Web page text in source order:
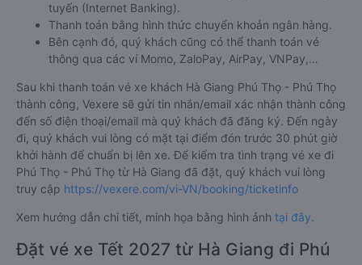
tuyến (Internet Banking).
Thanh toán bằng hình thức chuyển khoản ngân hàng.
Bên cạnh đó, quý khách cũng có thể thanh toán vé
thông qua các ví Momo, ZaloPay, AirPay, VNPay,…
Sau khi thanh toán vé xe khách Hà Giang Phú Thọ - Phú Thọ
thành công, Vexere sẽ gửi tin nhắn/email xác nhận thành công
đến số điện thoại/email mà quý khách đã đăng ký. Đến ngày
đi, quý khách vui lòng có mặt tại điểm đón trước 30 phút giờ
khởi hành để chuẩn bị lên xe. Để kiểm tra tình trạng vé xe đi
Phú Thọ - Phú Thọ từ Hà Giang đã đặt, quý khách vui lòng
truy cập https://vexere.com/vi-VN/booking/ticketinfo
Xem hướng dẫn chi tiết, minh họa bằng hình ảnh tại đây.
Đặt vé xe Tết 2027 từ Hà Giang đi Phú